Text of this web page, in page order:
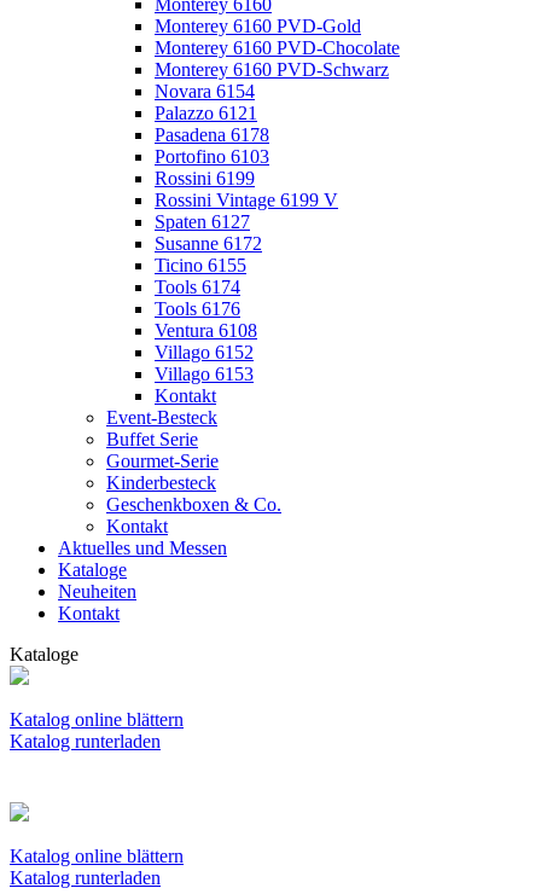
Monterey 6160
Monterey 6160 PVD-Gold
Monterey 6160 PVD-Chocolate
Monterey 6160 PVD-Schwarz
Novara 6154
Palazzo 6121
Pasadena 6178
Portofino 6103
Rossini 6199
Rossini Vintage 6199 V
Spaten 6127
Susanne 6172
Ticino 6155
Tools 6174
Tools 6176
Ventura 6108
Villago 6152
Villago 6153
Kontakt
Event-Besteck
Buffet Serie
Gourmet-Serie
Kinderbesteck
Geschenkboxen & Co.
Kontakt
Aktuelles und Messen
Kataloge
Neuheiten
Kontakt
Kataloge
Katalog online blättern
Katalog runterladen
Katalog online blättern
Katalog runterladen